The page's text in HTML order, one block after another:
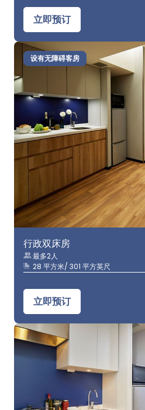
立即预订
设有无障碍客房
行政双床房
最多2人
28 平方米/ 301 平方英尺
立即预订